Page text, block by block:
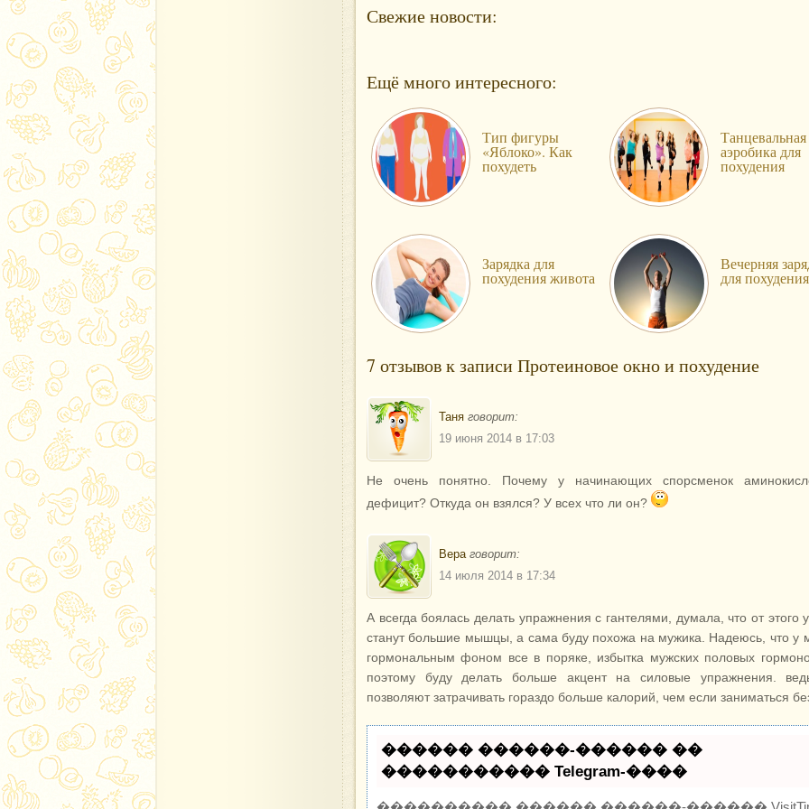
Свежие новости:
Ещё много интересного:
Тип фигуры
«Яблоко». Как
похудеть
Танцевальная
аэробика для
похудения
Зарядка для
похудения живота
Вечерняя
для похудения
7 отзывов к записи Протеиновое окно и похудение
Таня говорит:
19 июня 2014 в 17:03
Не очень понятно. Почему у начинающих спорсменок
дефицит? Откуда он взялся? У всех что ли он?
Вера говорит:
14 июля 2014 в 17:34
А всегда боялась делать упражнения с гантелями, думала, что от этого
станут большие мышцы, а сама буду похожа на мужика. Надеюсь, что у
гормональным фоном все в поряке, избытка мужских половых
поэтому буду делать больше акцент на силовые упражнения.
позволяют затрачивать гораздо больше калорий, чем если заниматься
������ ������-������ ��
����������� Telegram-����